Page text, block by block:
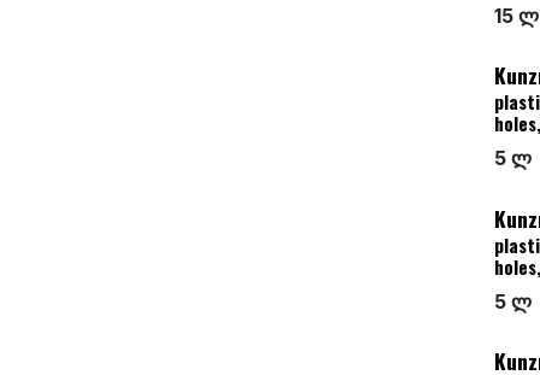
15 ლ
5 ლ
5 ლ